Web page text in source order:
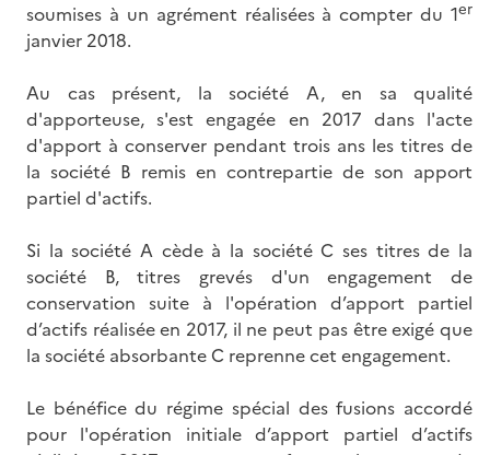
soumises à un agrément réalisées à compter du 1er
janvier 2018.
Au cas présent, la société A, en sa qualité
d'apporteuse, s'est engagée en 2017 dans l'acte
d'apport à conserver pendant trois ans les titres de
la société B remis en contrepartie de son apport
partiel d'actifs.
Si la société A cède à la société C ses titres de la
société B, titres grevés d'un engagement de
conservation suite à l'opération d’apport partiel
d’actifs réalisée en 2017, il ne peut pas être exigé que
la société absorbante C reprenne cet engagement.
Le bénéfice du régime spécial des fusions accordé
pour l'opération initiale d’apport partiel d’actifs